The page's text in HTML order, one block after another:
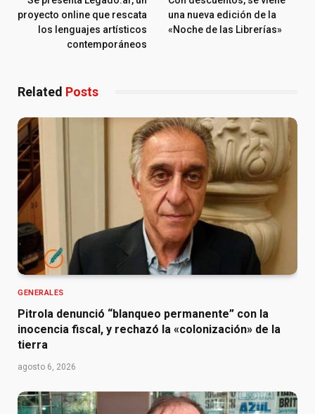
proyecto online que rescata
los lenguajes artísticos
contemporáneos
una nueva edición de la
«Noche de las Librerías»
Related Posts
GENERALES
Pitrola denunció “blanqueo permanente” con la
inocencia fiscal, y rechazó la «colonización» de la
tierra
agosto 6, 2026